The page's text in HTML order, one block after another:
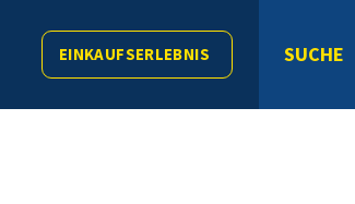
EINKAUFSERLEBNIS SUCHE